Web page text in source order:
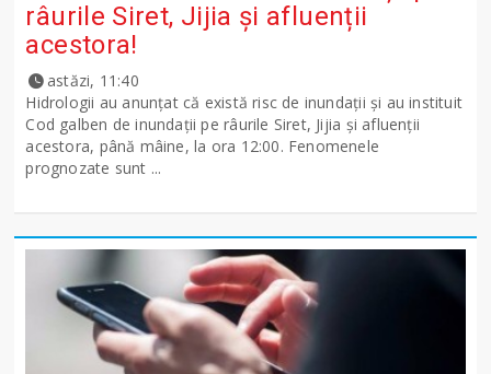
râurile Siret, Jijia și afluenții
acestora!
astăzi, 11:40
Hidrologii au anunțat că există risc de inundații și au instituit
Cod galben de inundații pe râurile Siret, Jijia și afluenții
acestora, până mâine, la ora 12:00. Fenomenele
prognozate sunt ...